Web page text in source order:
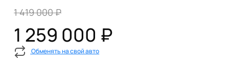
1 419 000 ₽
1 259 000 ₽
Обменять на свой авто